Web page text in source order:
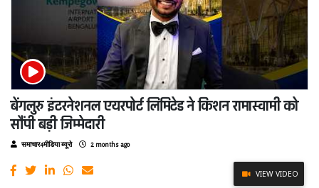
बेंगलुरु इंटरनेशनल एयरपोर्ट लिमिटेड ने किशन रामास्वामी को
सौंपी बड़ी जिम्मेदारी
समाचार4मीडिया ब्यूरो 2 months ago
VIEW VIDEO